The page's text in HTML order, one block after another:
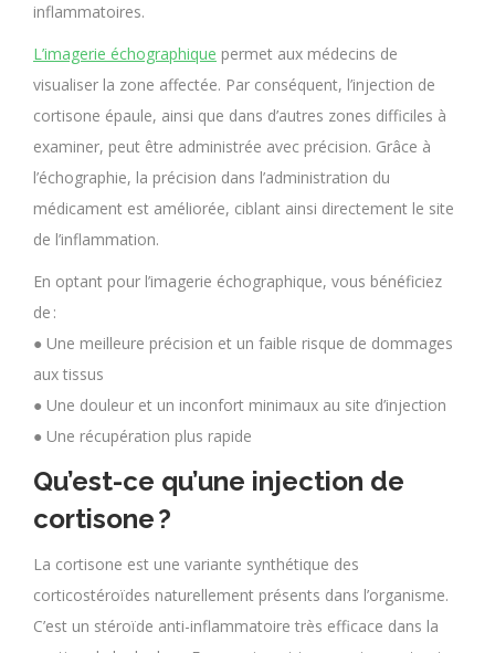
inflammatoires.
L’imagerie échographique permet aux médecins de
visualiser la zone affectée. Par conséquent, l’injection de
cortisone épaule, ainsi que dans d’autres zones difficiles à
examiner, peut être administrée avec précision. Grâce à
l’échographie, la précision dans l’administration du
médicament est améliorée, ciblant ainsi directement le site
de l’inflammation.
En optant pour l’imagerie échographique, vous bénéficiez
de :
● Une meilleure précision et un faible risque de dommages
aux tissus
● Une douleur et un inconfort minimaux au site d’injection
● Une récupération plus rapide
Qu’est-ce qu’une injection de
cortisone ?
La cortisone est une variante synthétique des
corticostéroïdes naturellement présents dans l’organisme.
C’est un stéroïde anti-inflammatoire très efficace dans la